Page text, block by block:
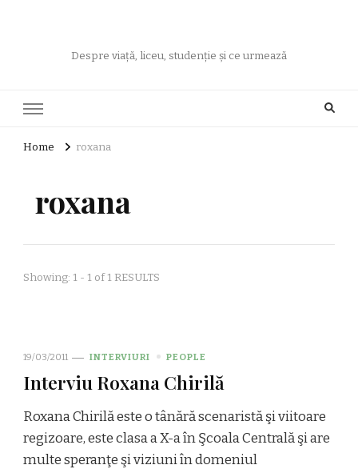
Despre viață, liceu, studenție și ce urmează
Home roxana
roxana
Showing: 1 - 1 of 1 RESULTS
19/03/2011 INTERVIURI PEOPLE
Interviu Roxana Chirilă
Roxana Chirilă este o tânără scenaristă şi viitoare
regizoare, este clasa a X-a în Şcoala Centrală şi are
multe speranţe şi viziuni în domeniul